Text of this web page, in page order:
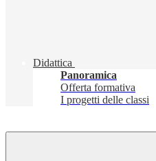
Didattica
Panoramica
Offerta formativa
I progetti delle classi